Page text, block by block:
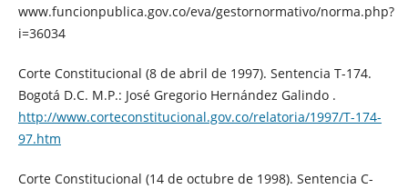
www.funcionpublica.gov.co/eva/gestornormativo/norma.php?
i=36034
Corte Constitucional (8 de abril de 1997). Sentencia T-174.
Bogotá D.C. M.P.: José Gregorio Hernández Galindo .
http://www.corteconstitucional.gov.co/relatoria/1997/T-174-
97.htm
Corte Constitucional (14 de octubre de 1998). Sentencia C-